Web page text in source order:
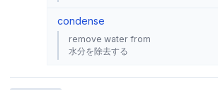
condense
remove water from
水分を除去する